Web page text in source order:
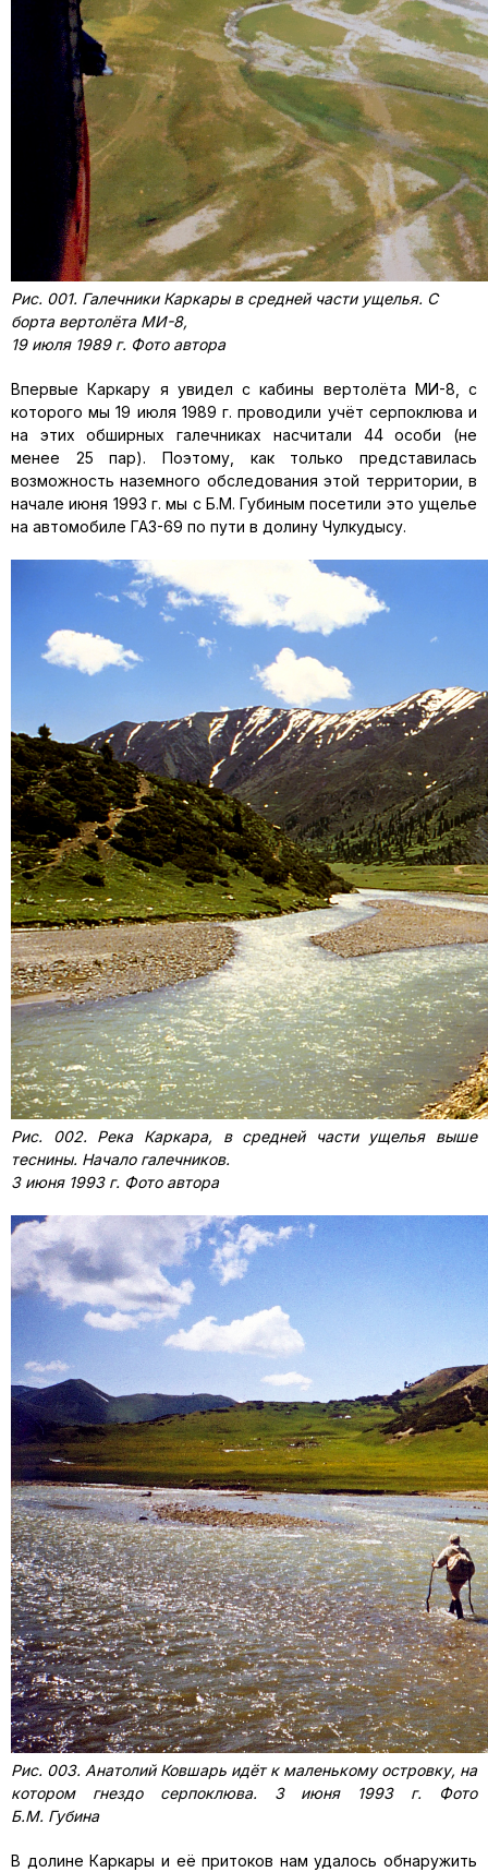
Рис. 001. Галечники Каркары в средней части ущелья. С
борта вертолёта МИ-8,
19 июля 1989 г. Фото автора
Впервые Каркару я увидел с кабины вертолёта МИ-8, с
которого мы 19 июля 1989 г. проводили учёт серпоклюва и
на этих обширных галечниках насчитали 44 особи (не
менее 25 пар). Поэтому, как только представилась
возможность наземного обследования этой территории, в
начале июня 1993 г. мы с Б.М. Губиным посетили это ущелье
на автомобиле ГАЗ-69 по пути в долину Чулкудысу.
Рис. 002. Река Каркара, в средней части ущелья выше
теснины. Начало галечников.
3 июня 1993 г. Фото автора
Рис. 003. Анатолий Ковшарь идёт к маленькому островку, на
котором гнездо серпоклюва. 3 июня 1993 г. Фото
Б.М. Губина
В долине Каркары и её притоков нам удалось обнаружить